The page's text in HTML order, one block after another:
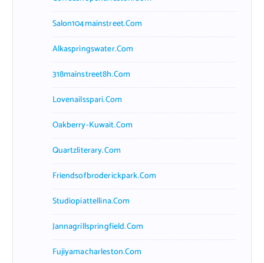
Salon104mainstreet.com
Alkaspringswater.com
318mainstreet8h.com
Lovenailsspari.com
Oakberry-Kuwait.com
Quartzliterary.com
Friendsofbroderickpark.com
Studiopiattellina.com
Jannagrillspringfield.com
Fujiyamacharleston.com